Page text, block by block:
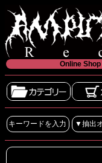
Online Shop